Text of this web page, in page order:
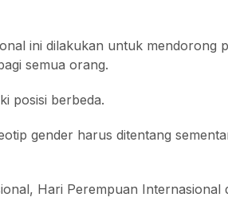
ini dilakukan untuk mendorong
semua orang.
posisi berbeda.
gender harus ditentang
Hari Perempuan Internasional